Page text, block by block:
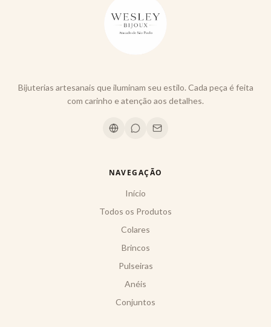
Bijuterias artesanais que iluminam seu estilo. Cada peça é feita
com carinho e atenção aos detalhes.
NAVEGAÇÃO
Início
Todos os Produtos
Colares
Brincos
Pulseiras
Anéis
Conjuntos